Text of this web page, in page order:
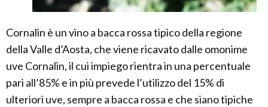
Cornalin è un vino a bacca rossa tipico della regione
della Valle d’Aosta, che viene ricavato dalle omonime
uve Cornalin, il cui impiego rientra in una percentuale
pari all’85% e in più prevede l’utilizzo del 15% di
ulteriori uve, sempre a bacca rossa e che siano tipiche